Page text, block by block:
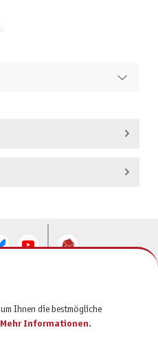
Ihnen die bestmögliche
Mehr Informationen.